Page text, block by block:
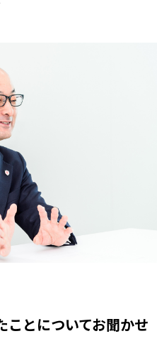
ことについてお聞かせ